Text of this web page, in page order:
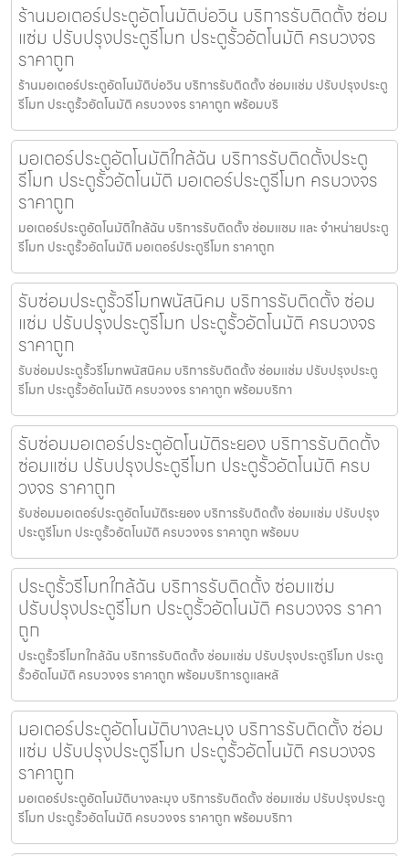
ร้านมอเตอร์ประตูอัตโนมัติบ่อวิน บริการรับติดตั้ง ซ่อม
แซ่ม ปรับปรุงประตูรีโมท ประตูรั้วอัตโนมัติ ครบวงจร
ราคาถูก
ร้านมอเตอร์ประตูอัตโนมัติบ่อวิน บริการรับติดตั้ง ซ่อมแซ่ม ปรับปรุงประตู
รีโมท ประตูรั้วอัตโนมัติ ครบวงจร ราคาถูก พร้อมบริ
มอเตอร์ประตูอัตโนมัติใกล้ฉัน บริการรับติดตั้งประตู
รีโมท ประตูรั้วอัตโนมัติ มอเตอร์ประตูรีโมท ครบวงจร
ราคาถูก
มอเตอร์ประตูอัตโนมัติใกล้ฉัน บริการรับติดตั้ง ซ่อมแซม และ จำหน่ายประตู
รีโมท ประตูรั้วอัตโนมัติ มอเตอร์ประตูรีโมท ราคาถูก
รับซ่อมประตูรั้วรีโมทพนัสนิคม บริการรับติดตั้ง ซ่อม
แซ่ม ปรับปรุงประตูรีโมท ประตูรั้วอัตโนมัติ ครบวงจร
ราคาถูก
รับซ่อมประตูรั้วรีโมทพนัสนิคม บริการรับติดตั้ง ซ่อมแซ่ม ปรับปรุงประตู
รีโมท ประตูรั้วอัตโนมัติ ครบวงจร ราคาถูก พร้อมบริกา
รับซ่อมมอเตอร์ประตูอัตโนมัติระยอง บริการรับติดตั้ง
ซ่อมแซ่ม ปรับปรุงประตูรีโมท ประตูรั้วอัตโนมัติ ครบ
วงจร ราคาถูก
รับซ่อมมอเตอร์ประตูอัตโนมัติระยอง บริการรับติดตั้ง ซ่อมแซ่ม ปรับปรุง
ประตูรีโมท ประตูรั้วอัตโนมัติ ครบวงจร ราคาถูก พร้อมบ
ประตูรั้วรีโมทใกล้ฉัน บริการรับติดตั้ง ซ่อมแซ่ม
ปรับปรุงประตูรีโมท ประตูรั้วอัตโนมัติ ครบวงจร ราคา
ถูก
ประตูรั้วรีโมทใกล้ฉัน บริการรับติดตั้ง ซ่อมแซ่ม ปรับปรุงประตูรีโมท ประตู
รั้วอัตโนมัติ ครบวงจร ราคาถูก พร้อมบริการดูแลหลั
มอเตอร์ประตูอัตโนมัติบางละมุง บริการรับติดตั้ง ซ่อม
แซ่ม ปรับปรุงประตูรีโมท ประตูรั้วอัตโนมัติ ครบวงจร
ราคาถูก
มอเตอร์ประตูอัตโนมัติบางละมุง บริการรับติดตั้ง ซ่อมแซ่ม ปรับปรุงประตู
รีโมท ประตูรั้วอัตโนมัติ ครบวงจร ราคาถูก พร้อมบริกา